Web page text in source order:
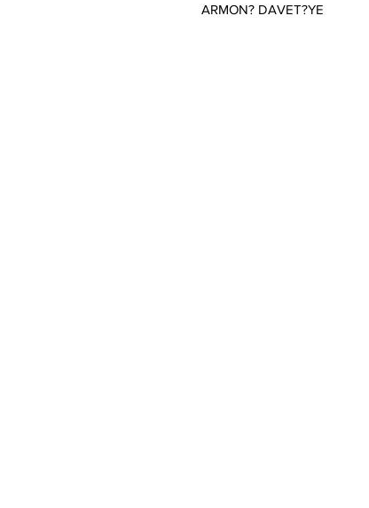
ARMON? DAVET?YE